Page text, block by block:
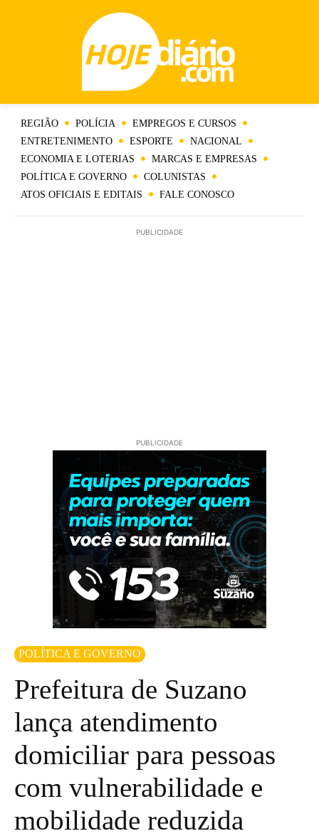
REGIÃO POLÍCIA
EMPREGOS E CURSOS
ENTRETENIMENTO
ESPORTE
NACIONAL
ECONOMIA E LOTERIAS
MARCAS E EMPRESAS
POLÍTICA E GOVERNO
COLUNISTAS
ATOS OFICIAIS E EDITAIS
FALE CONOSCO
PUBLICIDADE
PUBLICIDADE
POLÍTICA E GOVERNO
Prefeitura de Suzano
lança atendimento
domiciliar para pessoas
com vulnerabilidade e
mobilidade reduzida